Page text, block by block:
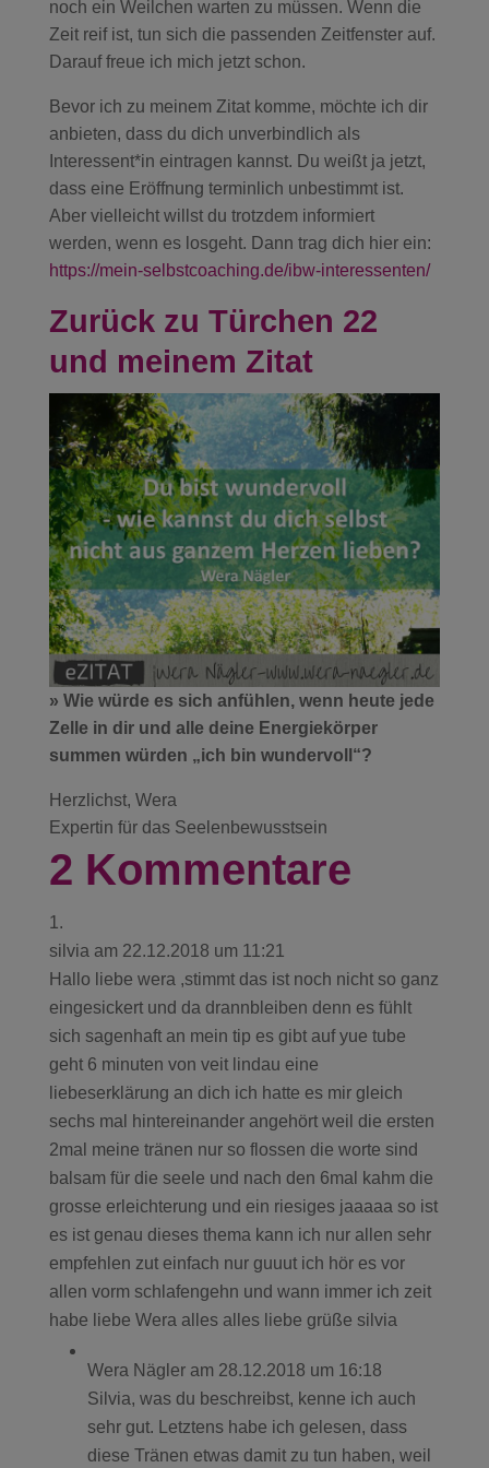
noch ein Weilchen warten zu müssen. Wenn die
Zeit reif ist, tun sich die passenden Zeitfenster auf.
Darauf freue ich mich jetzt schon.
Bevor ich zu meinem Zitat komme, möchte ich dir
anbieten, dass du dich unverbindlich als
Interessent*in eintragen kannst. Du weißt ja jetzt,
dass eine Eröffnung terminlich unbestimmt ist.
Aber vielleicht willst du trotzdem informiert
werden, wenn es losgeht. Dann trag dich hier ein:
https://mein-selbstcoaching.de/ibw-interessenten/
Zurück zu Türchen 22
und meinem Zitat
» Wie würde es sich anfühlen, wenn heute jede
Zelle in dir und alle deine Energiekörper
summen würden „ich bin wundervoll“?
Herzlichst, Wera
Expertin für das Seelenbewusstsein
2 Kommentare
silvia am 22.12.2018 um 11:21
Hallo liebe wera ,stimmt das ist noch nicht so ganz
eingesickert und da drannbleiben denn es fühlt
sich sagenhaft an mein tip es gibt auf yue tube
geht 6 minuten von veit lindau eine
liebeserklärung an dich ich hatte es mir gleich
sechs mal hintereinander angehört weil die ersten
2mal meine tränen nur so flossen die worte sind
balsam für die seele und nach den 6mal kahm die
grosse erleichterung und ein riesiges jaaaaa so ist
es ist genau dieses thema kann ich nur allen sehr
empfehlen zut einfach nur guuut ich hör es vor
allen vorm schlafengehn und wann immer ich zeit
habe liebe Wera alles alles liebe grüße silvia
Wera Nägler am 28.12.2018 um 16:18
Silvia, was du beschreibst, kenne ich auch
sehr gut. Letztens habe ich gelesen, dass
diese Tränen etwas damit zu tun haben, weil